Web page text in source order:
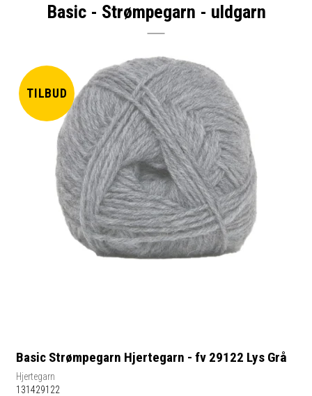
Basic - Strømpegarn - uldgarn
TILBUD
Basic Strømpegarn Hjertegarn - fv 29122 Lys Grå
Hjertegarn
131429122